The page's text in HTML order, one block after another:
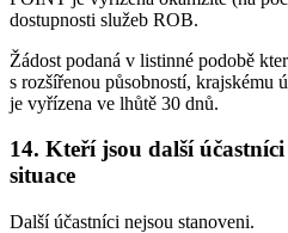
dostupnosti služeb ROB.
Žádost podaná v listinné podobě
s rozšířenou působností, krajskému
je vyřízena ve lhůtě 30 dnů.
14. Kteří jsou další
situace
Další účastníci nejsou stanoveni.